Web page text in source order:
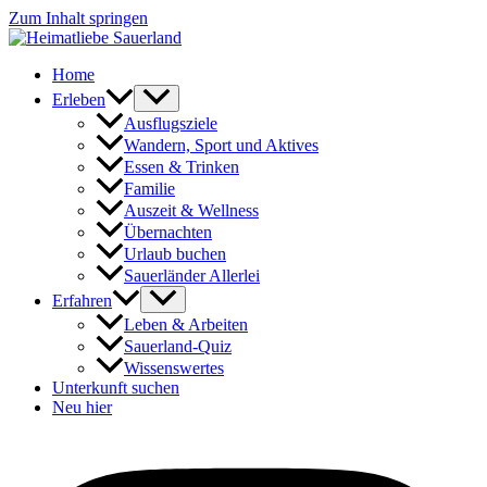
Zum Inhalt springen
Home
Erleben
Ausflugsziele
Wandern, Sport und Aktives
Essen & Trinken
Familie
Auszeit & Wellness
Übernachten
Urlaub buchen
Sauerländer Allerlei
Erfahren
Leben & Arbeiten
Sauerland-Quiz
Wissenswertes
Unterkunft suchen
Neu hier